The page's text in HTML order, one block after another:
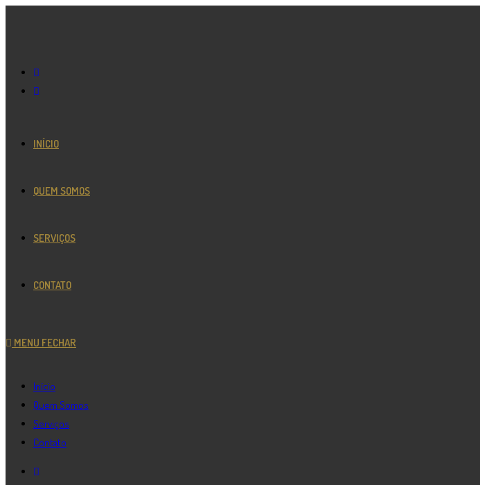
INÍCIO
QUEM SOMOS
SERVIÇOS
CONTATO
MENU FECHAR
Início
Quem Somos
Serviços
Contato